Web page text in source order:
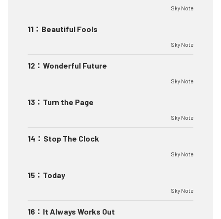
Sky Note
11 ： Beautiful Fools
Sky Note
12 ： Wonderful Future
Sky Note
13 ： Turn the Page
Sky Note
14 ： Stop The Clock
Sky Note
15 ： Today
Sky Note
16 ： It Always Works Out